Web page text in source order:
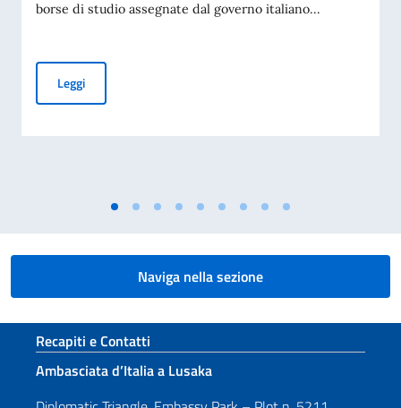
borse di studio assegnate dal governo italiano...
LeggiGraduatorie delle borse di studio a.a. 2026-2027
Naviga nella sezione
Sezione footer
Recapiti e Contatti
Ambasciata d’Italia a Lusaka